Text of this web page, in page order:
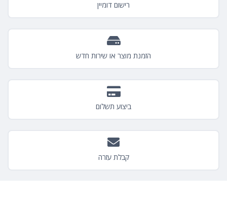
רישום דומיין
הזמנת מוצר או שירות חדש
ביצוע תשלום
קבלת עזרה